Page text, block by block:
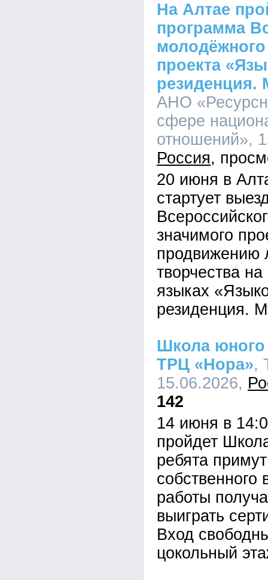
На Алтае
программа
проекта
резиденция.
АНО
сфере
отношений»,
Россия
20 июня в
стартует
значимого
продвижению
творчества
языках
резиденция.
Школа юного
ТРЦ «Нора»,
15.06.2026,
142
14 июня в
пройдет
ребята
работы
выиграть
Вход
цокольный